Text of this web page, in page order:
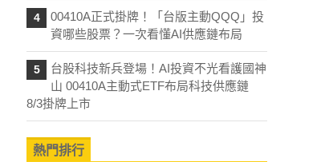
4
00410A正式掛牌！「台版主動QQQ」投
資哪些股票？一次看懂AI供應鏈布局
5
台股科技新兵登場！AI投資不光看護國神
山 00410A主動式ETF布局科技供應鏈
8/3掛牌上市
熱門排行